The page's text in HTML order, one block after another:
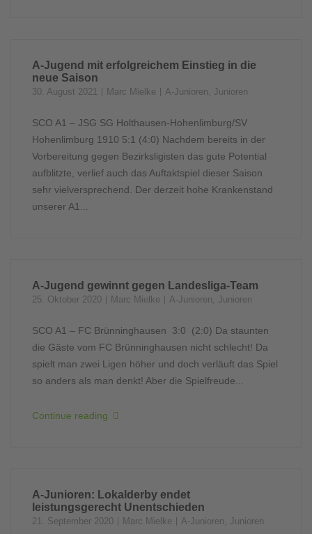
A-Jugend mit erfolgreichem Einstieg in die
neue Saison
30. August 2021 Marc Mielke A-Junioren, Junioren
SCO A1 – JSG SG Holthausen-Hohenlimburg/SV
Hohenlimburg 1910 5:1 (4:0) Nachdem bereits in der
Vorbereitung gegen Bezirksligisten das gute Potential
aufblitzte, verlief auch das Auftaktspiel dieser Saison
sehr vielversprechend. Der derzeit hohe Krankenstand
unserer A1...
A-Jugend gewinnt gegen Landesliga-Team
25. Oktober 2020 Marc Mielke A-Junioren, Junioren
SCO A1 – FC Brünninghausen 3:0 (2:0) Da staunten
die Gäste vom FC Brünninghausen nicht schlecht! Da
spielt man zwei Ligen höher und doch verläuft das Spiel
so anders als man denkt! Aber die Spielfreude...
Continue reading
A-Junioren: Lokalderby endet
leistungsgerecht Unentschieden
21. September 2020 Marc Mielke A-Junioren, Junioren